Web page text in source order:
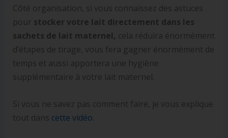
Côté organisation, si vous connaissez des astuces
pour stocker votre lait directement dans les
sachets de lait maternel, cela réduira énormément
d’étapes de tirage, vous fera gagner énormément de
temps et aussi apportera une hygiène
supplémentaire à votre lait maternel.
Si vous ne savez pas comment faire, je vous explique
tout dans cette vidéo.